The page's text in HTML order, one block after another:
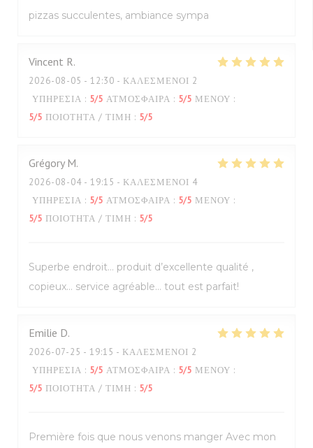
pizzas succulentes, ambiance sympa
Vincent R
2026-08-05 - 12:30 - ΚΑΛΕΣΜΈΝΟΙ 2
ΥΠΗΡΕΣΊΑ : 5/5 ΑΤΜΌΣΦΑΙΡΑ : 5/5 ΜΕΝΟΎ :
5/5 ΠΟΙΌΤΗΤΑ / ΤΙΜΉ : 5/5
Grégory M
2026-08-04 - 19:15 - ΚΑΛΕΣΜΈΝΟΙ 4
ΥΠΗΡΕΣΊΑ : 5/5 ΑΤΜΌΣΦΑΙΡΑ : 5/5 ΜΕΝΟΎ :
5/5 ΠΟΙΌΤΗΤΑ / ΤΙΜΉ : 5/5
Superbe endroit… produit d’excellente qualité ,
copieux… service agréable… tout est parfait!
Emilie D
2026-07-25 - 19:15 - ΚΑΛΕΣΜΈΝΟΙ 2
ΥΠΗΡΕΣΊΑ : 5/5 ΑΤΜΌΣΦΑΙΡΑ : 5/5 ΜΕΝΟΎ :
5/5 ΠΟΙΌΤΗΤΑ / ΤΙΜΉ : 5/5
Première fois que nous venons manger Avec mon